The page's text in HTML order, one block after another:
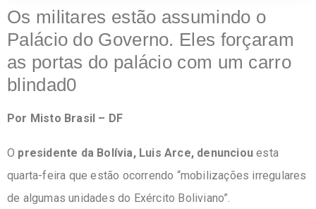
c
e
b
o
k
at
s
A
p
ail
Os militares estão assumindo o
Palácio do Governo. Eles forçaram
as portas do palácio com um carro
blindad0
Por Misto Brasil – DF
O presidente da Bolívia, Luis Arce, denunciou esta
quarta-feira que estão ocorrendo “mobilizações irregulares
de algumas unidades do Exército Boliviano”.